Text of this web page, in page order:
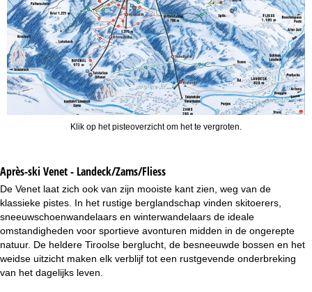
Klik op het pisteoverzicht om het te vergroten.
Après-ski Venet - Landeck/Zams/Fliess
De Venet laat zich ook van zijn mooiste kant zien, weg van de
klassieke pistes. In het rustige berglandschap vinden skitoerers,
sneeuwschoenwandelaars en winterwandelaars de ideale
omstandigheden voor sportieve avonturen midden in de ongerepte
natuur. De heldere Tiroolse berglucht, de besneeuwde bossen en het
weidse uitzicht maken elk verblijf tot een rustgevende onderbreking
van het dagelijks leven.